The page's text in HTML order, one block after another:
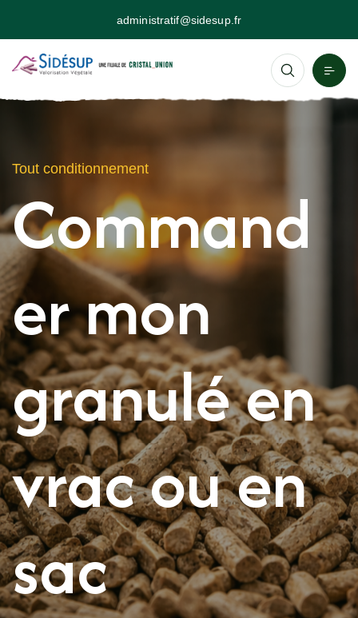
administratif@sidesup.fr
Tout conditionnement
Command
er mon
granulé en
vrac ou en
sac